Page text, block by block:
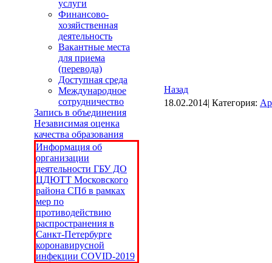
услуги
Финансово-
хозяйственная
деятельность
Вакантные места
для приема
(перевода)
Доступная среда
Международное
сотрудничество
Запись в объединения
Независимая оценка
качества образования
Информация об
организации
деятельности ГБУ ДО
ЦДЮТТ Московского
района СПб в рамках
мер по
противодействию
распространения в
Санкт-Петербурге
коронавирусной
инфекции COVID-2019
Назад
18.02.2014| Категория: